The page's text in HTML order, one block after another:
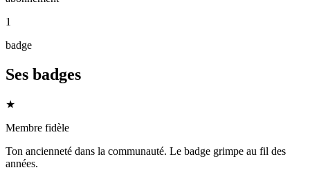
1
badge
Ses badges
★
Membre fidèle
Ton ancienneté dans la communauté. Le badge grimpe au fil des
années.